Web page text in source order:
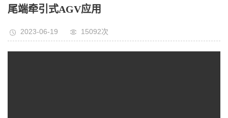
尾端牵引式AGV应用
2023-06-19 15092次